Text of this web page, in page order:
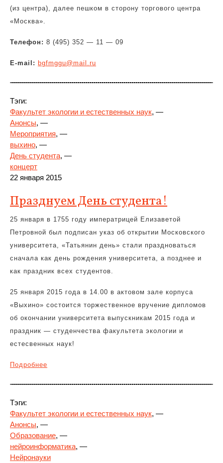
(из центра), далее пешком в сторону торгового центра
«Москва».
Телефон: 8 (495) 352 — 11 — 09
E-mail: bgfmggu@mail.ru
Тэги:
Факультет экологии и естественных наук, —
Анонсы, —
Мероприятия, —
выхино, —
День студента, —
концерт
22 января 2015
Празднуем День студента!
25 января в 1755 году императрицей Елизаветой
Петровной был подписан указ об открытии Московского
университета, «Татьянин день» стали праздноваться
сначала как день рождения университета, а позднее и
как праздник всех студентов.
25 января 2015 года в 14.00 в актовом зале корпуса
«Выхино» состоится торжественное вручение дипломов
об окончании университета выпускникам 2015 года и
праздник — студенчества факультета экологии и
естесвенных наук!
Подробнее
Тэги:
Факультет экологии и естественных наук, —
Анонсы, —
Образование, —
нейроинформатика, —
Нейронауки